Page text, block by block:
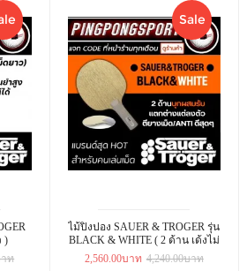
)
าท
Sale
ไม้ปิงปอง SAUER & TROGER รุ่น
BLACK & WHITE ( 2 ด้าน เด้งไม่
เท่ากัน )
2,560.00บาท 4,240.00บาท